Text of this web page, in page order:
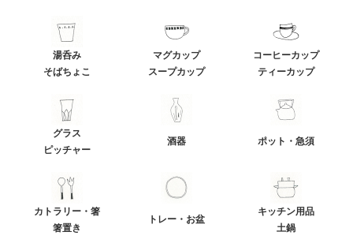
湯呑み
そばちょこ
マグカップ
スープカップ
コーヒーカップ
ティーカップ
グラス
ピッチャー
酒器 ポット・急須
カトラリー・箸
箸置き
トレー・お盆
キッチン用品
土鍋